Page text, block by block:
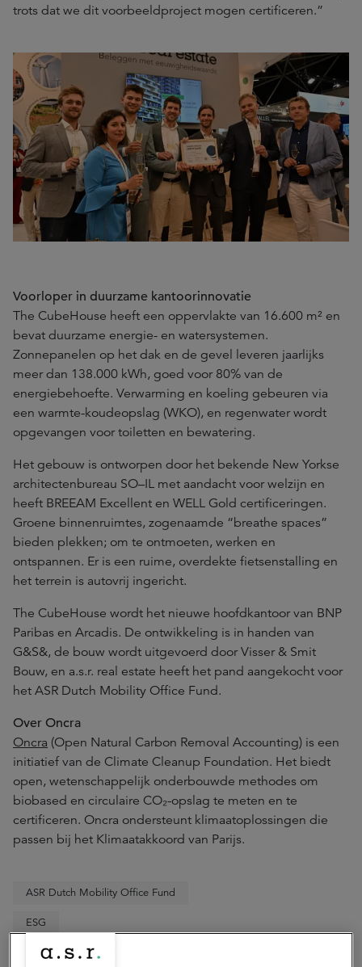
trots dat we dit voorbeeldproject mogen certificeren.”
Voorloper in duurzame kantoorinnovatie
The CubeHouse heeft een oppervlakte van 16.600 m² en
bevat duurzame energie- en watersystemen.
Zonnepanelen op het dak en de gevel leveren jaarlijks
meer dan 138.000 kWh, goed voor 80% van de
energiebehoefte. Verwarming en koeling gebeuren via
een warmte-koudeopslag (WKO), en regenwater wordt
opgevangen voor toiletten en bewatering.
Het gebouw is ontworpen door het bekende New Yorkse
architectenbureau SO–IL met aandacht voor welzijn en
heeft BREEAM Excellent en WELL Gold certificeringen.
Groene binnenruimtes, zogenaamde “breathe spaces”
bieden plekken; om te ontmoeten, werken en
ontspannen. Er is een ruime, overdekte fietsenstalling en
het terrein is autovrij ingericht.
The CubeHouse wordt het nieuwe hoofdkantoor van BNP
Paribas en Arcadis. De ontwikkeling is in handen van
G&S&, de bouw wordt uitgevoerd door Visser & Smit
Bouw, en a.s.r. real estate heeft het pand aangekocht voor
het ASR Dutch Mobility Office Fund.
Over Oncra
Oncra (Open Natural Carbon Removal Accounting) is een
initiatief van de Climate Cleanup Foundation. Het biedt
open, wetenschappelijk onderbouwde methodes om
biobased en circulaire CO₂-opslag te meten en te
certificeren. Oncra ondersteunt klimaatoplossingen die
passen bij het Klimaatakkoord van Parijs.
ASR Dutch Mobility Office Fund
ESG